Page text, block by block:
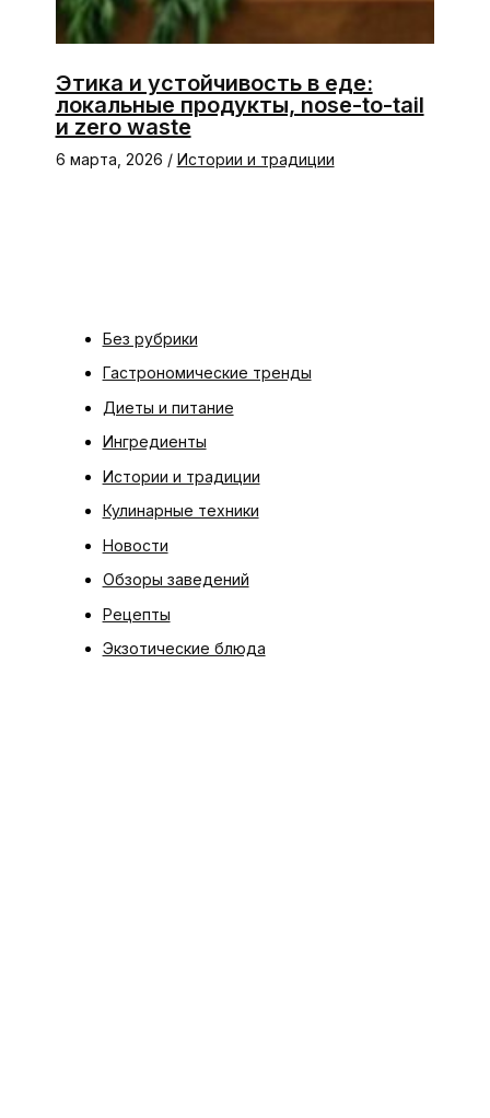
Этика и устойчивость в еде:
локальные продукты, nose-to-tail
и zero waste
6 марта, 2026 / Истории и традиции
Без рубрики
Гастрономические тренды
Диеты и питание
Ингредиенты
Истории и традиции
Кулинарные техники
Новости
Обзоры заведений
Рецепты
Экзотические блюда